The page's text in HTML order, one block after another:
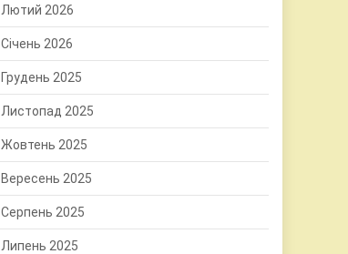
Лютий 2026
Січень 2026
Грудень 2025
Листопад 2025
Жовтень 2025
Вересень 2025
Серпень 2025
Липень 2025